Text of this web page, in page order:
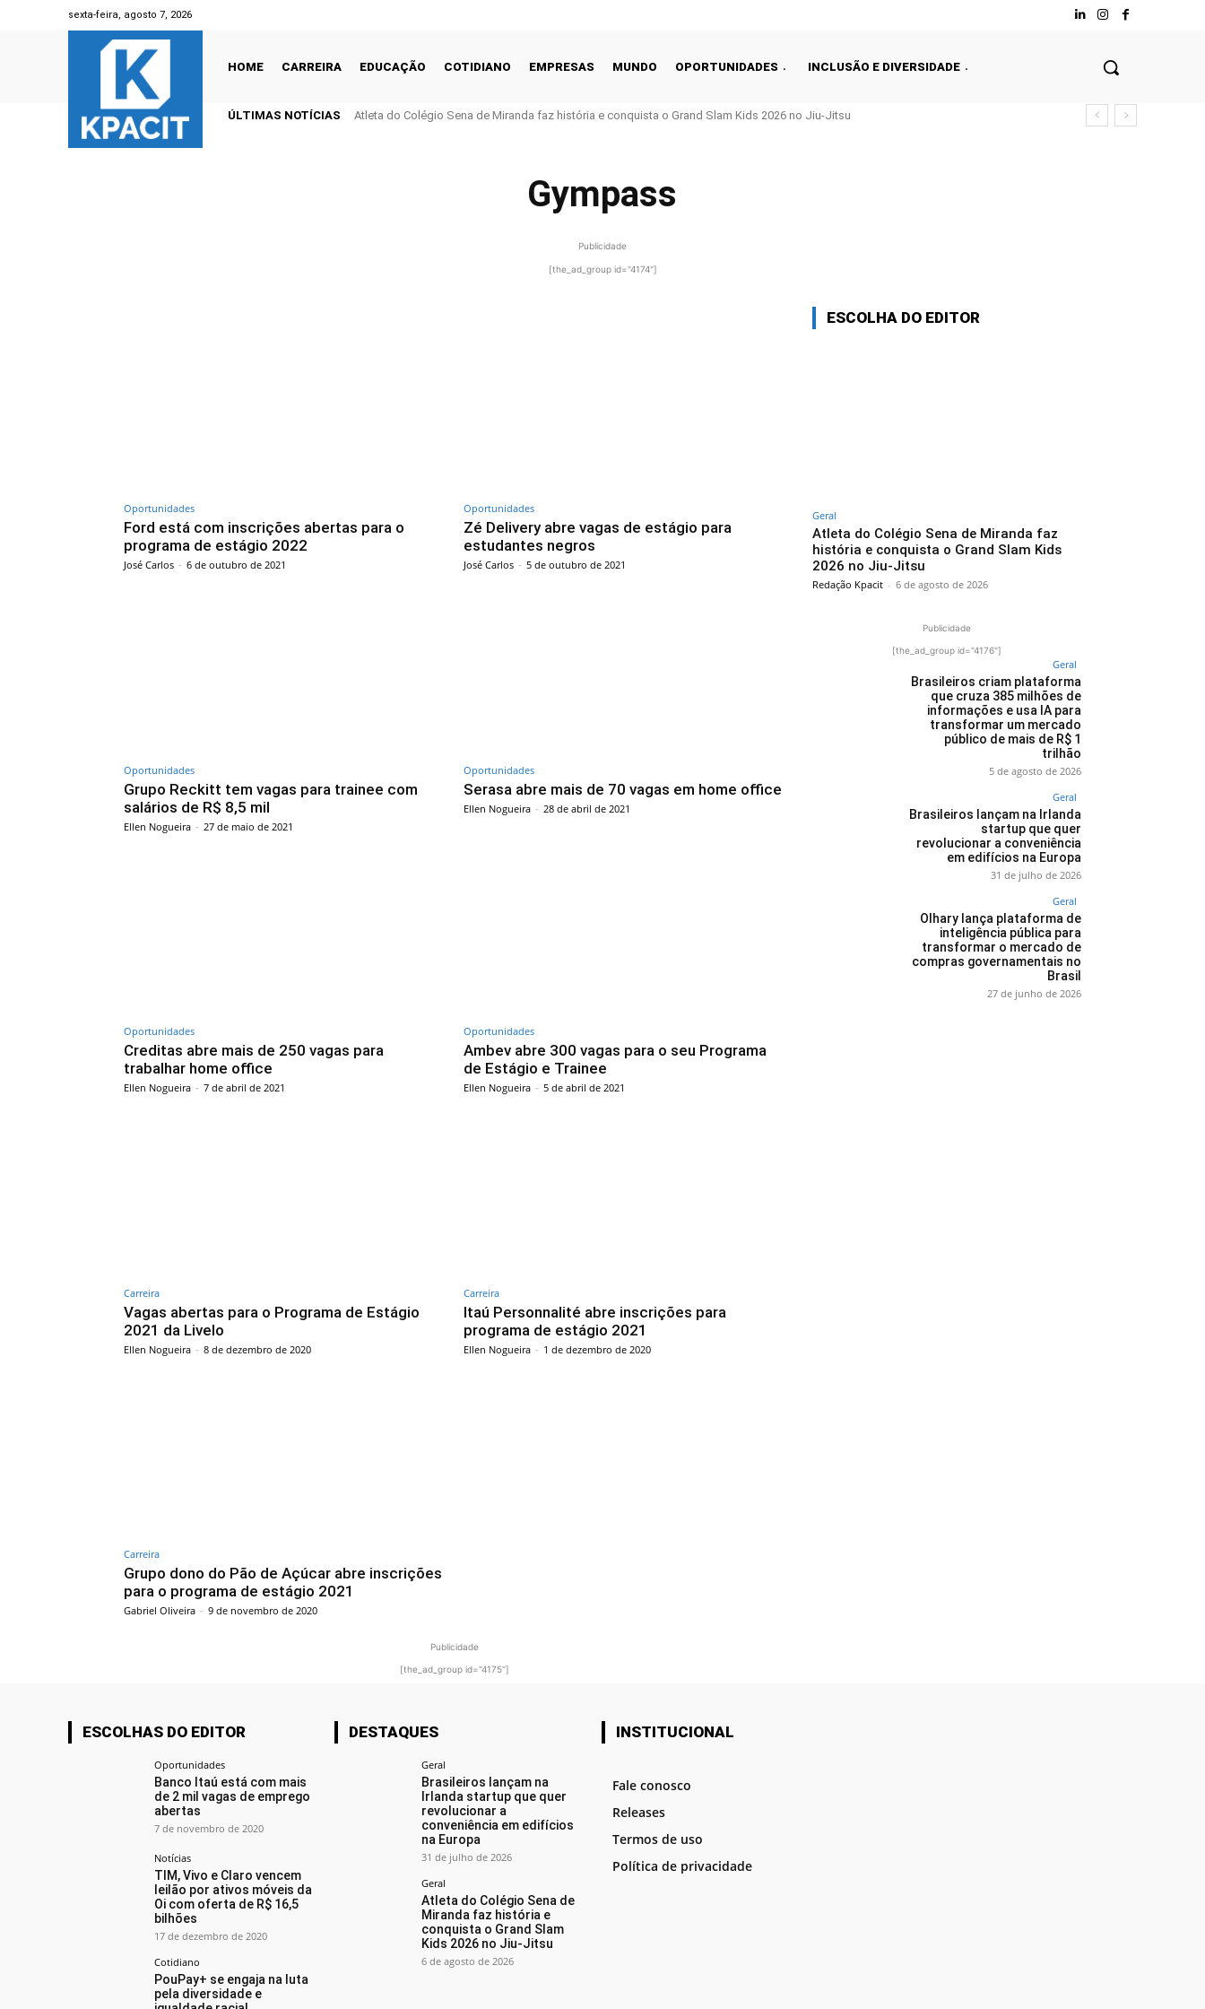
sexta-feira, agosto 7, 2026
HOME CARREIRA EDUCAÇÃO COTIDIANO EMPRESAS MUNDO OPORTUNIDADES INCLUSÃO E DIVERSIDADE
ÚLTIMAS NOTÍCIAS Atleta do Colégio Sena de Miranda faz história e conquista o Grand Slam Kids 2026 no Jiu-Jitsu
Gympass
Publicidade
[the_ad_group id="4174"]
Oportunidades
Ford está com inscrições abertas para o
programa de estágio 2022
José Carlos - 6 de outubro de 2021
Oportunidades
Zé Delivery abre vagas de estágio para
estudantes negros
José Carlos - 5 de outubro de 2021
Oportunidades
Grupo Reckitt tem vagas para trainee com
salários de R$ 8,5 mil
Ellen Nogueira - 27 de maio de 2021
Oportunidades
Serasa abre mais de 70 vagas em home office
Ellen Nogueira - 28 de abril de 2021
Oportunidades
Creditas abre mais de 250 vagas para
trabalhar home office
Ellen Nogueira - 7 de abril de 2021
Oportunidades
Ambev abre 300 vagas para o seu Programa
de Estágio e Trainee
Ellen Nogueira - 5 de abril de 2021
Carreira
Vagas abertas para o Programa de Estágio
2021 da Livelo
Ellen Nogueira - 8 de dezembro de 2020
Carreira
Itaú Personnalité abre inscrições para
programa de estágio 2021
Ellen Nogueira - 1 de dezembro de 2020
Carreira
Grupo dono do Pão de Açúcar abre inscrições
para o programa de estágio 2021
Gabriel Oliveira - 9 de novembro de 2020
Publicidade
[the_ad_group id="4175"]
ESCOLHA DO EDITOR
Geral
Atleta do Colégio Sena de Miranda faz
história e conquista o Grand Slam Kids
2026 no Jiu-Jitsu
Redação Kpacit - 6 de agosto de 2026
Publicidade
[the_ad_group id="4176"]
Geral
Brasileiros criam plataforma
que cruza 385 milhões de
informações e usa IA para
transformar um mercado
público de mais de R$ 1
trilhão
5 de agosto de 2026
Geral
Brasileiros lançam na Irlanda
startup que quer
revolucionar a conveniência
em edifícios na Europa
31 de julho de 2026
Geral
Olhary lança plataforma de
inteligência pública para
transformar o mercado de
compras governamentais no
Brasil
27 de junho de 2026
ESCOLHAS DO EDITOR
Oportunidades
Banco Itaú está com mais
de 2 mil vagas de emprego
abertas
7 de novembro de 2020
Notícias
TIM, Vivo e Claro vencem
leilão por ativos móveis da
Oi com oferta de R$ 16,5
bilhões
17 de dezembro de 2020
Cotidiano
PouPay+ se engaja na luta
pela diversidade e
DESTAQUES
Geral
Brasileiros lançam na
Irlanda startup que quer
revolucionar a
conveniência em edifícios
na Europa
31 de julho de 2026
Geral
Atleta do Colégio Sena de
Miranda faz história e
conquista o Grand Slam
Kids 2026 no Jiu-Jitsu
6 de agosto de 2026
INSTITUCIONAL
Fale conosco
Releases
Termos de uso
Política de privacidade